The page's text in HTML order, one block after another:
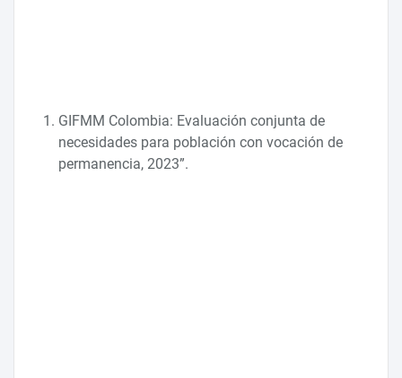
GIFMM Colombia: Evaluación conjunta de
necesidades para población con vocación de
permanencia, 2023”.